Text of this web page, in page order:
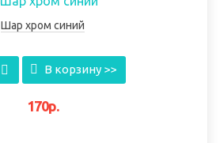
Шар хром синий
В корзину >>
170р.